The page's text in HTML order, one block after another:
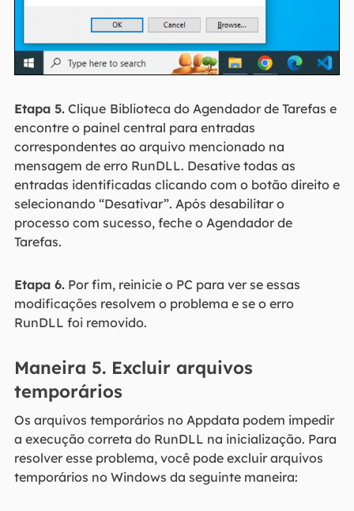
Etapa 5.Clique Biblioteca do Agendador de Tarefas e
encontre o painel central para entradas
correspondentes ao arquivo mencionado na
mensagem de erro RunDLL. Desative todas as
entradas identificadas clicando com o botão direito e
selecionando “Desativar”. Após desabilitar o
processo com sucesso, feche o Agendador de
Tarefas.
Etapa 6.Por fim, reinicie o PC para ver se essas
modificações resolvem o problema e se o erro
RunDLL foi removido.
Maneira 5. Excluir arquivos
temporários
Os arquivos temporários no Appdata podem impedir
a execução correta do RunDLL na inicialização. Para
resolver esse problema, você pode excluir arquivos
temporários no Windows da seguinte maneira: